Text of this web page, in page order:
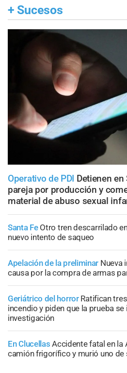
+ Sucesos
Operativo de PDI Detienen en
pareja por producción y
material de abuso sexual
Santa Fe Otro tren descarrilado
nuevo intento de saqueo
Apelación de la preliminar Nueva
causa por la compra de armas
Geriátrico del horror Ratifican
incendio y piden que la prueba
investigación
En Clucellas Accidente fatal en la
camión frigorífico y murió uno de